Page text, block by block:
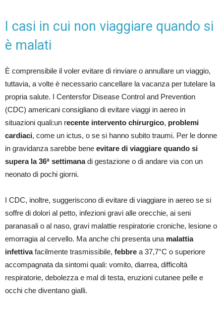
I casi in cui non viaggiare quando si
è malati
È comprensibile il voler evitare di rinviare o annullare un viaggio,
tuttavia, a volte è necessario cancellare la vacanza per tutelare la
propria salute. I Centersfor Disease Control and Prevention
(CDC) americani consigliano di evitare viaggi in aereo in
situazioni quali:un recente intervento chirurgico, problemi
cardiaci, come un ictus, o se si hanno subito traumi. Per le donne
in gravidanza sarebbe bene evitare di viaggiare quando si
supera la 36ª settimanadi gestazione o di andare via con un
neonato di pochi giorni.
I CDC, inoltre, suggeriscono di evitare di viaggiare in aereo se si
soffre di dolori al petto, infezioni gravi alle orecchie, ai seni
paranasali o al naso, gravi malattie respiratorie croniche, lesione o
emorragia al cervello. Ma anche chi presenta una malattia
infettivafacilmente trasmissibile, febbre a 37,7°C o superiore
accompagnata da sintomi quali: vomito, diarrea, difficoltà
respiratorie, debolezza e mal di testa, eruzioni cutanee pelle e
occhi che diventano gialli.